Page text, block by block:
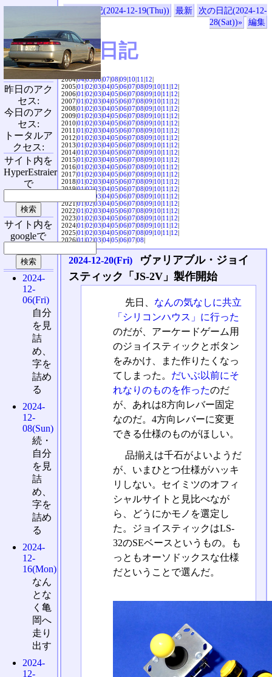
«前の日記(2024-12-19(Thu)) 最新
次の日記(2024-12-
28(Sat))»
編集
SVX日記
2004|04|05|06|07|08|09|10|11|12|
2005|01|02|03|04|05|06|07|08|09|10|11|12|
2006|01|02|03|04|05|06|07|08|09|10|11|12|
2007|01|02|03|04|05|06|07|08|09|10|11|12|
2008|01|02|03|04|05|06|07|08|09|10|11|12|
2009|01|02|03|04|05|06|07|08|09|10|11|12|
2010|01|02|03|04|05|06|07|08|09|10|11|12|
2011|01|02|03|04|05|06|07|08|09|10|11|12|
2012|01|02|03|04|05|06|07|08|09|10|11|12|
2013|01|02|03|04|05|06|07|08|09|10|11|12|
2014|01|02|03|04|05|06|07|08|09|10|11|12|
2015|01|02|03|04|05|06|07|08|09|10|11|12|
2016|01|02|03|04|05|06|07|08|09|10|11|12|
2017|01|02|03|04|05|06|07|08|09|10|11|12|
2018|01|02|03|04|05|06|07|08|09|10|11|12|
2019|01|02|03|04|05|06|07|08|09|10|11|12|
03|04|05|06|07|08|09|10|11|12|
2021|01|02|03|04|05|06|07|08|09|10|11|12|
2022|01|02|03|04|05|06|07|08|09|10|11|12|
2023|01|02|03|04|05|06|07|08|09|10|11|12|
2024|01|02|03|04|05|06|07|08|09|10|11|12|
2025|01|02|03|04|05|06|07|08|09|10|11|12|
2026|01|02|03|04|05|06|07|08|
2024-12-20(Fri)
ヴァリアブル・ジョイ
スティック「JS-2V」製作開始
先日、 なんの気なしに共立
「シリコンハウス」に行った
のだが、アーケードゲーム用
のジョイスティックとボタン
をみかけ、また作りたくなっ
てしまった。 だいぶ以前にそ
れなりのものを作ったのだ
が、あれは8方向レバー固定
なのだ。4方向レバーに変更
できる仕様のものがほしい。
品揃えは千石がよいようだ
が、いまひとつ仕様がハッキ
リしない。セイミツのオフィ
シャルサイトと見比べなが
ら、どうにかモノを選定し
た。ジョイスティックはLS-
32のSEベースというもの。も
っともオーソドックスな仕様
だということで選んだ。
昨日のアク
セス:
今日のアク
セス:
トータルア
クセス:
サイト内を
HyperEstraier
で
サイト内を
googleで
2024-
12-
06(Fri)
自分
を見
詰
め、
字を
詰め
る
2024-
12-
08(Sun)
続・
自分
を見
詰
め、
字を
詰め
る
2024-
12-
16(Mon)
なん
とな
く亀
岡へ
走り
出す
2024-
12-